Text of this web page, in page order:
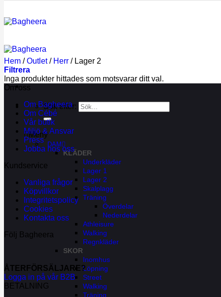
Sök efter:
Meny
DAM
KLÄDER
Underkläder
Lager 1
Lager 2
Skalplagg
Träning
Överdelar
Nederdelar
Athleisure
Walking
Regnkläder
SKOR
Inomhus
Löpning
Street
Walking
Träning
Hem / Outlet / Herr /Lager 2
Filtrera
Inga produkter hittades som motsvarar ditt val.
Om oss
Om Bagheera
Om Cébé
Vår butik
Miljö & Ansvar
Press
Jobba hos oss
Kundservice
Vanliga frågor
Köpvillkor
Integritetspolicy
Cookies
Kontakta oss
Följ Bagheera
ÅTERFÖRSÄLJARE?
Logga in på vår B2B
BETALNING